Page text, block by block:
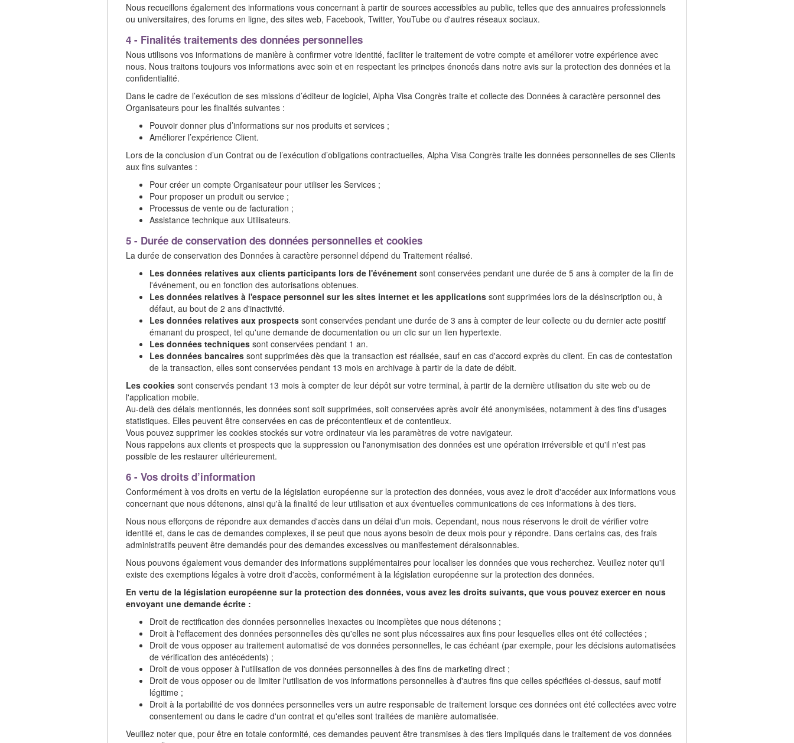
Nous recueillons également des informations vous concernant à partir de sources accessibles au public, telles que des annuaires professionnels
ou universitaires, des forums en ligne, des sites web, Facebook, Twitter, YouTube ou d'autres réseaux sociaux.
4 - Finalités traitements des données personnelles
Nous utilisons vos informations de manière à confirmer votre identité, faciliter le traitement de votre compte et améliorer votre expérience avec
nous. Nous traitons toujours vos informations avec soin et en respectant les principes énoncés dans notre avis sur la protection des données et la
confidentialité.
Dans le cadre de l’exécution de ses missions d’éditeur de logiciel, Alpha Visa Congrès traite et collecte des Données à caractère personnel des
Organisateurs pour les finalités suivantes :
Pouvoir donner plus d’informations sur nos produits et services ;
Améliorer l’expérience Client.
Lors de la conclusion d’un Contrat ou de l’exécution d’obligations contractuelles, Alpha Visa Congrès traite les données personnelles de ses Clients
aux fins suivantes :
Pour créer un compte Organisateur pour utiliser les Services ;
Pour proposer un produit ou service ;
Processus de vente ou de facturation ;
Assistance technique aux Utilisateurs.
5 - Durée de conservation des données personnelles et cookies
La durée de conservation des Données à caractère personnel dépend du Traitement réalisé.
Les données relatives aux clients participants lors de l'événement sont conservées pendant une durée de 5 ans à compter de la fin de
l'événement, ou en fonction des autorisations obtenues.
Les données relatives à l'espace personnel sur les sites internet et les applications sont supprimées lors de la désinscription ou, à
défaut, au bout de 2 ans d'inactivité.
Les données relatives aux prospects sont conservées pendant une durée de 3 ans à compter de leur collecte ou du dernier acte positif
émanant du prospect, tel qu'une demande de documentation ou un clic sur un lien hypertexte.
Les données techniques sont conservées pendant 1 an.
Les données bancaires sont supprimées dès que la transaction est réalisée, sauf en cas d'accord exprès du client. En cas de contestation
de la transaction, elles sont conservées pendant 13 mois en archivage à partir de la date de débit.
Les cookies sont conservés pendant 13 mois à compter de leur dépôt sur votre terminal, à partir de la dernière utilisation du site web ou de
l'application mobile.
Au-delà des délais mentionnés, les données sont soit supprimées, soit conservées après avoir été anonymisées, notamment à des fins d'usages
statistiques. Elles peuvent être conservées en cas de précontentieux et de contentieux.
Vous pouvez supprimer les cookies stockés sur votre ordinateur via les paramètres de votre navigateur.
Nous rappelons aux clients et prospects que la suppression ou l'anonymisation des données est une opération irréversible et qu'il n'est pas
possible de les restaurer ultérieurement.
6 - Vos droits d’information
Conformément à vos droits en vertu de la législation européenne sur la protection des données, vous avez le droit d'accéder aux informations vous
concernant que nous détenons, ainsi qu'à la finalité de leur utilisation et aux éventuelles communications de ces informations à des tiers.
Nous nous efforçons de répondre aux demandes d'accès dans un délai d'un mois. Cependant, nous nous réservons le droit de vérifier votre
identité et, dans le cas de demandes complexes, il se peut que nous ayons besoin de deux mois pour y répondre. Dans certains cas, des frais
administratifs peuvent être demandés pour des demandes excessives ou manifestement déraisonnables.
Nous pouvons également vous demander des informations supplémentaires pour localiser les données que vous recherchez. Veuillez noter qu'il
existe des exemptions légales à votre droit d'accès, conformément à la législation européenne sur la protection des données.
En vertu de la législation européenne sur la protection des données, vous avez les droits suivants, que vous pouvez exercer en nous
envoyant une demande écrite :
Droit de rectification des données personnelles inexactes ou incomplètes que nous détenons ;
Droit à l'effacement des données personnelles dès qu'elles ne sont plus nécessaires aux fins pour lesquelles elles ont été collectées ;
Droit de vous opposer au traitement automatisé de vos données personnelles, le cas échéant (par exemple, pour les décisions automatisées
de vérification des antécédents) ;
Droit de vous opposer à l'utilisation de vos données personnelles à des fins de marketing direct ;
Droit de vous opposer ou de limiter l'utilisation de vos informations personnelles à d'autres fins que celles spécifiées ci-dessus, sauf motif
légitime ;
Droit à la portabilité de vos données personnelles vers un autre responsable de traitement lorsque ces données ont été collectées avec votre
consentement ou dans le cadre d'un contrat et qu'elles sont traitées de manière automatisée.
Veuillez noter que, pour être en totale conformité, ces demandes peuvent être transmises à des tiers impliqués dans le traitement de vos données